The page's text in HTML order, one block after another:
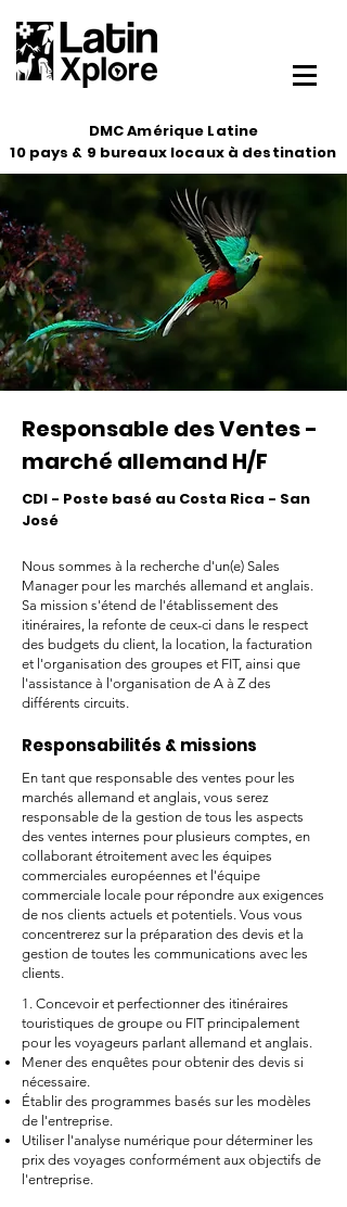
DMC Amérique Latine
10 pays & 9 bureaux locaux à destination
Responsable des Ventes -
marché allemand H/F
CDI - Poste basé au Costa Rica - San
José
Nous sommes à la recherche d'un(e) Sales
Manager pour les marchés allemand et anglais.
Sa mission s'étend de l'établissement des
itinéraires, la refonte de ceux-ci dans le respect
des budgets du client, la location, la facturation
et l'organisation des groupes et FIT, ainsi que
l'assistance à l'organisation de A à Z des
différents circuits.
Responsabilités & missions
En tant que responsable des ventes pour les
marchés allemand et anglais, vous serez
responsable de la gestion de tous les aspects
des ventes internes pour plusieurs comptes, en
collaborant étroitement avec les équipes
commerciales européennes et l'équipe
commerciale locale pour répondre aux exigences
de nos clients actuels et potentiels. Vous vous
concentrerez sur la préparation des devis et la
gestion de toutes les communications avec les
clients.
1. Concevoir et perfectionner des itinéraires
touristiques de groupe ou FIT principalement
pour les voyageurs parlant allemand et anglais.
Mener des enquêtes pour obtenir des devis si
nécessaire.
Établir des programmes basés sur les modèles
de l'entreprise.
Utiliser l'analyse numérique pour déterminer les
prix des voyages conformément aux objectifs de
l'entreprise.